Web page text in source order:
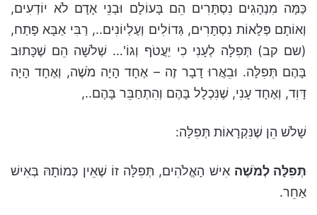
כַּמָּה מִנְהָגִים נִסְתָּרִים הֵם בָּעוֹלָם וּבְנֵי אָדָם לֹא יוֹדְעִים,
וְאוֹתָם פְּלָאוֹת נִסְתָּרִים, גְּדוֹלִים וְעֶלְיוֹנִים.., רַבִּי אַבָּא פָּתַח,
(שם קב) תְּפִלָּה לְעָנִי כִי יַעֲטֹף וְגוֹ'… שְׁלֹשָׁה הֵם שֶׁכָּתוּב
בָּהֶם תְּפִלָּה. וּבֵאֲרוּ דָבָר זֶה – אֶחָד הָיָה מֹשֶׁה, וְאֶחָד הָיָה
דָּוִד, וְאֶחָד עָנִי, שֶׁנִּכְלָל בָּהֶם וְהִתְחַבֵּר בָּהֶם..,
שָׁלֹשׁ הֵן שֶׁנִּקְרָאוֹת תְּפִלָּה:
תְּפִלָּה לְמֹשֶׁה אִישׁ הָאֱלֹהִים, תְּפִלָּה זוֹ שֶׁאֵין כְּמוֹתָהּ בְּאִישׁ
אַחֵר.